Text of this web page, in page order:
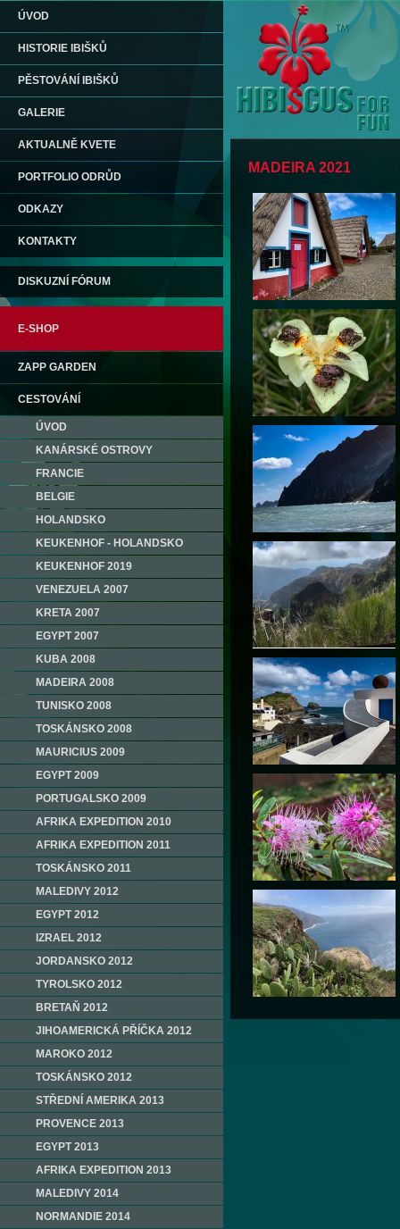
ÚVOD
HISTORIE IBIŠKŮ
PĚSTOVÁNÍ IBIŠKŮ
GALERIE
AKTUALNĚ KVETE
PORTFOLIO ODRŮD
ODKAZY
KONTAKTY
DISKUZNÍ FÓRUM
E-SHOP
ZAPP GARDEN
CESTOVÁNÍ
ÚVOD
KANÁRSKÉ OSTROVY
FRANCIE
BELGIE
HOLANDSKO
KEUKENHOF - HOLANDSKO
KEUKENHOF 2019
VENEZUELA 2007
KRETA 2007
EGYPT 2007
KUBA 2008
MADEIRA 2008
TUNISKO 2008
TOSKÁNSKO 2008
MAURICIUS 2009
EGYPT 2009
PORTUGALSKO 2009
AFRIKA EXPEDITION 2010
AFRIKA EXPEDITION 2011
TOSKÁNSKO 2011
MALEDIVY 2012
EGYPT 2012
IZRAEL 2012
JORDANSKO 2012
TYROLSKO 2012
BRETAŇ 2012
JIHOAMERICKÁ PŘÍČKA 2012
MAROKO 2012
TOSKÁNSKO 2012
STŘEDNÍ AMERIKA 2013
PROVENCE 2013
EGYPT 2013
AFRIKA EXPEDITION 2013
MALEDIVY 2014
NORMANDIE 2014
MADEIRA 2021